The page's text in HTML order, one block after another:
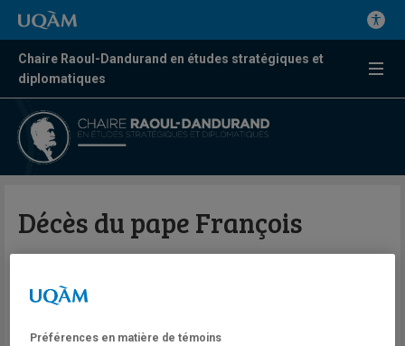
Chaire Raoul-Dandurand en études stratégiques et
diplomatiques
Décès du pape François
Radio
98,5 FM
Même le week-end
Préférences en matière de témoins